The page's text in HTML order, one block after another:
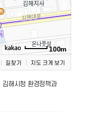
100m
길찾기 지도 크게 보기
해시청 환경정책과